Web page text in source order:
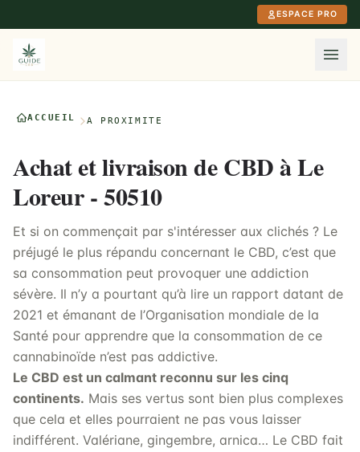
ESPACE PRO
ACCUEIL À PROXIMITÉ
Achat et livraison de CBD à Le
Loreur - 50510
Et si on commençait par s'intéresser aux clichés ? Le
préjugé le plus répandu concernant le CBD, c’est que
sa consommation peut provoquer une addiction
sévère. Il n’y a pourtant qu’à lire un rapport datant de
2021 et émanant de l’Organisation mondiale de la
Santé pour apprendre que la consommation de ce
cannabinoïde n’est pas addictive.
Le CBD est un calmant reconnu sur les cinq
continents. Mais ses vertus sont bien plus complexes
que cela et elles pourraient ne pas vous laisser
indifférent. Valériane, gingembre, arnica… Le CBD fait